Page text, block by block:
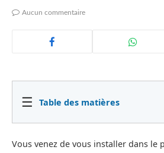
Aucun commentaire
☰ Table des matières
Vous venez de vous installer dans le